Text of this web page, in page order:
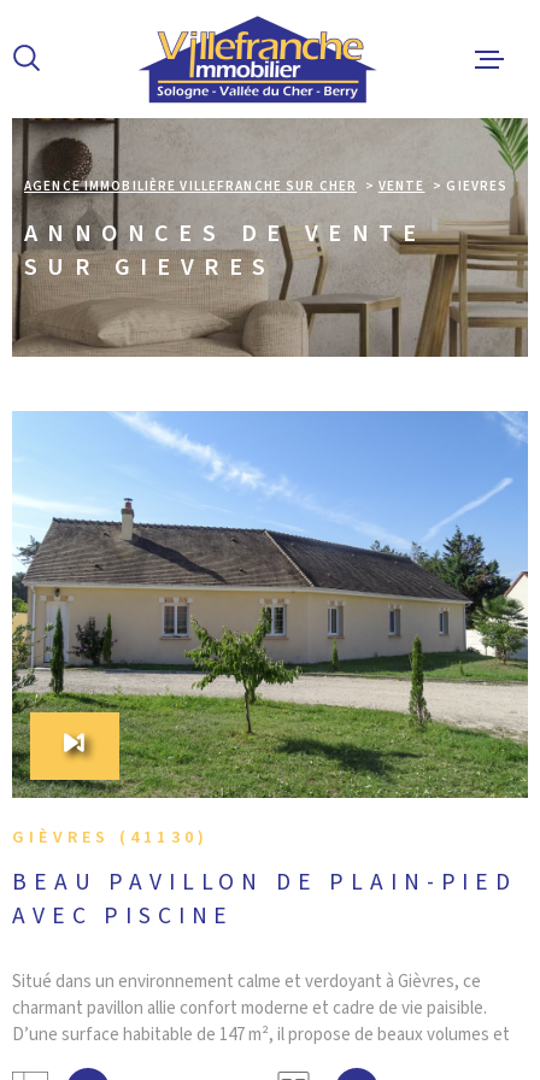
menu
contenu
ACCUEIL
ACHETER
LOUER
ALERTE
L'AGENCE
CONTACT
AGENCE IMMOBILIÈRE VILLEFRANCHE SUR CHER VENTE GIEVRES
ANNONCES DE VENTE
SUR GIEVRES
GIÈVRES (41130)
BEAU PAVILLON DE PLAIN-PIED
AVEC PISCINE
Situé dans un environnement calme et verdoyant à Gièvres, ce
charmant pavillon allie confort moderne et cadre de vie paisible.
D’une surface habitable de 147 m², il propose de beaux volumes et
VOIR LE BIEN